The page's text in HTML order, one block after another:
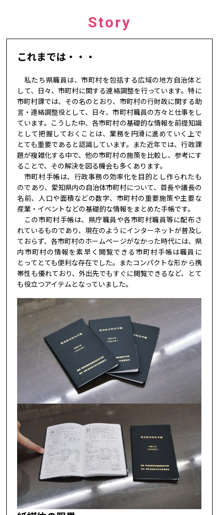
Story
これまでは・・・
私たち県職員は、市町村を包括する広域の地方自治体と
して、日々、市町村に関する連絡調整を行っています。特に
市町村課では、その名のとおり、市町村の行財政に関する助
言・連絡調整役として、日々、市町村職員の方々と仕事をし
ています。こうした中、各市町村の基礎的な情報を前提知識
として把握しておくことは、業務を円滑に進めていく上で
とても重要であると認識しています。また近年では、行政課
題が複雑化する中で、他の市町村の施策を比較し、参考にす
ることで、その解決を図る機会も多くあります。
市町村手帳は、行政事務の効率化を目的とし作られたも
のであり、愛知県内の自治体市町村について、首長や議長の
名前、人口や面積などの数字、市町村の重要施策や主要な
産業・イベントなどの基礎的な情報をまとめた手帳です。
この市町村手帳は、県庁職員や各市町村職員等に配布さ
れているものであり、現在のようにインターネットが普及し
ておらず、各市町村のホームページがなかった時代には、県
内市町村の情報を素早く閲覧できる市町村手帳は職員に
とってとても便利な存在でした。またコンパクトな形から携
帯性も優れており、外出先でもすぐに閲覧できるなど、とて
も役立つアイテムとなっていました。